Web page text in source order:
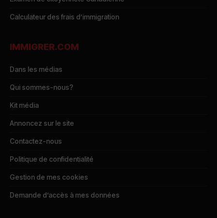
Calculateur des frais d’immigration
IMMIGRER.COM
Dans les médias
Qui sommes-nous?
Kit média
Annoncez sur le site
Contactez-nous
Politique de confidentialité
Gestion de mes cookies
Demande d’accès à mes données